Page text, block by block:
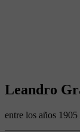
Leandro
entre los años